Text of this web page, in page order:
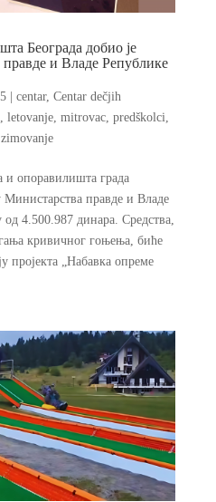
Београда добио је
и Владе Републике
| centar, Centar dečjih
, letovanje, mitrovac, predškolci,
zimovanje
и опоравилишта града
правде и Владе
4.500.987 динара. Средства,
кривичног гоњења, биће
пројекта „Набавка опреме